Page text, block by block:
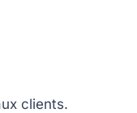
clients.